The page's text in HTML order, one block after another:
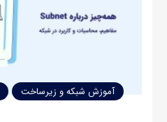
آموزش شبکه و زیرساخت